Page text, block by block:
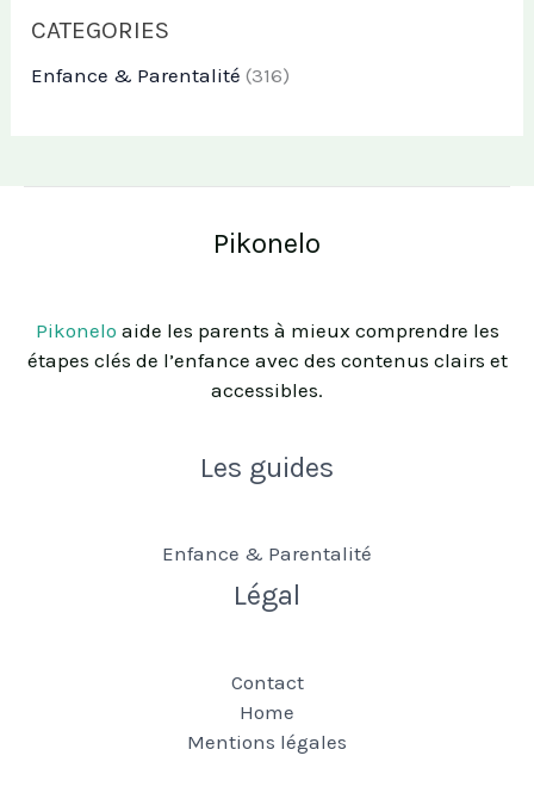
CATEGORIES
Enfance & Parentalité (316)
Pikonelo
Pikonelo aide les parents à mieux comprendre les
étapes clés de l’enfance avec des contenus clairs et
accessibles.
Les guides
Enfance & Parentalité
Légal
Contact
Home
Mentions légales